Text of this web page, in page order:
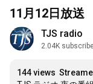
11月12日放
TJS radio
2.04K
144 views